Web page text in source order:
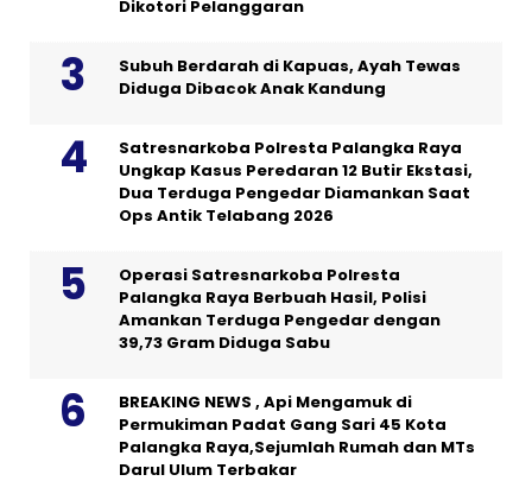
Dikotori Pelanggaran
Subuh Berdarah di Kapuas, Ayah Tewas
Diduga Dibacok Anak Kandung
Satresnarkoba Polresta Palangka Raya
Ungkap Kasus Peredaran 12 Butir Ekstasi,
Dua Terduga Pengedar Diamankan Saat
Ops Antik Telabang 2026
Operasi Satresnarkoba Polresta
Palangka Raya Berbuah Hasil, Polisi
Amankan Terduga Pengedar dengan
39,73 Gram Diduga Sabu
BREAKING NEWS , Api Mengamuk di
Permukiman Padat Gang Sari 45 Kota
Palangka Raya,Sejumlah Rumah dan MTs
Darul Ulum Terbakar